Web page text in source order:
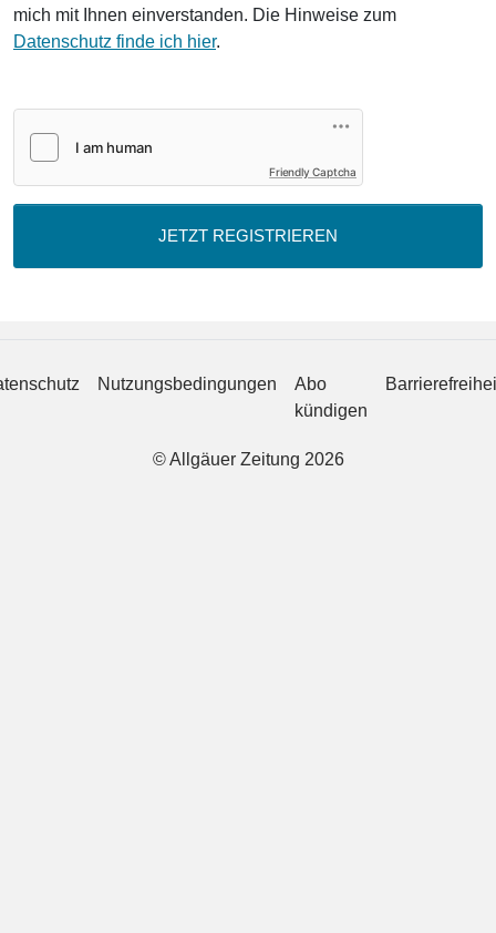
mich mit Ihnen einverstanden. Die Hinweise zum
Datenschutz finde ich hier.
Friendly Captcha
JETZT REGISTRIEREN
Nutzungsbedingungen
Abo
kündigen
© Allgäuer Zeitung 2026